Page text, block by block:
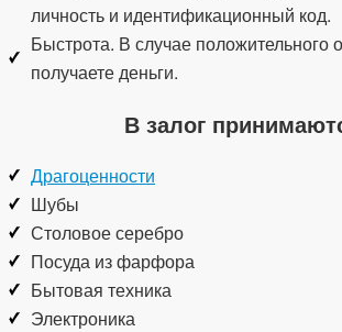
личность и идентификационный код.
Быстрота. В случае положительного
получаете деньги.
В залог
Драгоценности
Шубы
Столовое серебро
Посуда из фарфора
Бытовая техника
Электроника